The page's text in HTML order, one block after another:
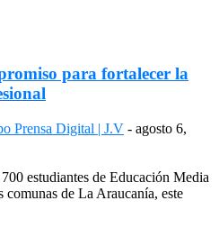
para fortalecer la
Prensa Digital | J.V - agosto 6,
estudiantes de Educación Media
de La Araucanía, este